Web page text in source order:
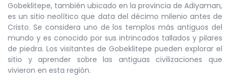
Gobeklitepe, también ubicado en la provincia de Adiyaman,
es un sitio neolítico que data del décimo milenio antes de
Cristo. Se considera uno de los templos más antiguos del
mundo y es conocido por sus intrincados tallados y pilares
de piedra. Los visitantes de Gobeklitepe pueden explorar el
sitio y aprender sobre las antiguas civilizaciones que
vivieron en esta región.